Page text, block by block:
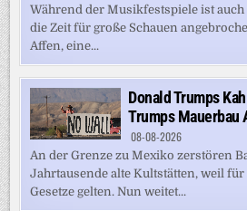
Während der Musikfestspiele ist
die Zeit für große Schauen
Affen, eine...
Donald Trumps
Trumps Mauerbau
08-08-2026
An der Grenze zu Mexiko zerstören
Jahrtausende alte Kultstätten, weil
Gesetze gelten. Nun weitet...